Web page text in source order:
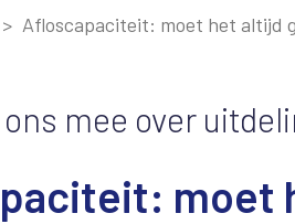
Afloscapaciteit: moet het altijd
mee over
moet